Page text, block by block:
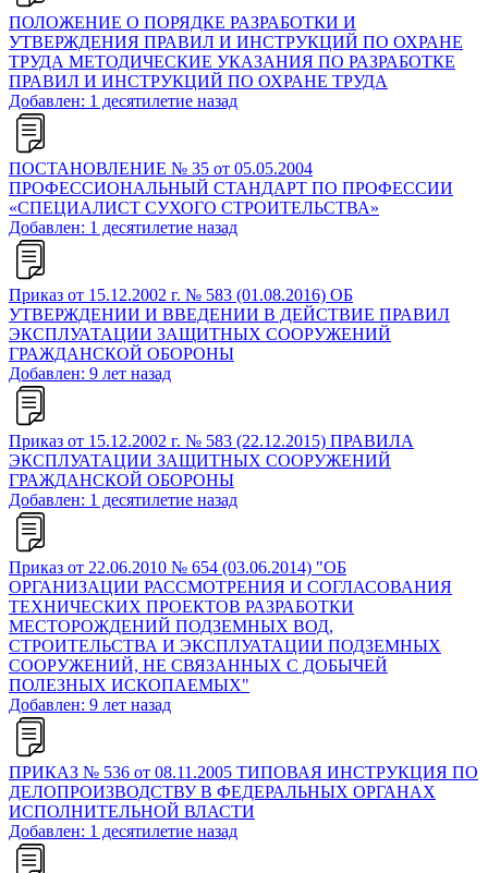
ПОЛОЖЕНИЕ О ПОРЯДКЕ РАЗРАБОТКИ И
УТВЕРЖДЕНИЯ ПРАВИЛ И ИНСТРУКЦИЙ ПО ОХРАНЕ
ТРУДА МЕТОДИЧЕСКИЕ УКАЗАНИЯ ПО РАЗРАБОТКЕ
ПРАВИЛ И ИНСТРУКЦИЙ ПО ОХРАНЕ ТРУДА
Добавлен: 1 десятилетие назад
ПОСТАНОВЛЕНИЕ № 35 от 05.05.2004
ПРОФЕССИОНАЛЬНЫЙ СТАНДАРТ ПО ПРОФЕССИИ
«СПЕЦИАЛИСТ СУХОГО СТРОИТЕЛЬСТВА»
Добавлен: 1 десятилетие назад
Приказ от 15.12.2002 г. № 583 (01.08.2016) ОБ
УТВЕРЖДЕНИИ И ВВЕДЕНИИ В ДЕЙСТВИЕ ПРАВИЛ
ЭКСПЛУАТАЦИИ ЗАЩИТНЫХ СООРУЖЕНИЙ
ГРАЖДАНСКОЙ ОБОРОНЫ
Добавлен: 9 лет назад
Приказ от 15.12.2002 г. № 583 (22.12.2015) ПРАВИЛА
ЭКСПЛУАТАЦИИ ЗАЩИТНЫХ СООРУЖЕНИЙ
ГРАЖДАНСКОЙ ОБОРОНЫ
Добавлен: 1 десятилетие назад
Приказ от 22.06.2010 № 654 (03.06.2014) "ОБ
ОРГАНИЗАЦИИ РАССМОТРЕНИЯ И СОГЛАСОВАНИЯ
ТЕХНИЧЕСКИХ ПРОЕКТОВ РАЗРАБОТКИ
МЕСТОРОЖДЕНИЙ ПОДЗЕМНЫХ ВОД,
СТРОИТЕЛЬСТВА И ЭКСПЛУАТАЦИИ ПОДЗЕМНЫХ
СООРУЖЕНИЙ, НЕ СВЯЗАННЫХ С ДОБЫЧЕЙ
ПОЛЕЗНЫХ ИСКОПАЕМЫХ"
Добавлен: 9 лет назад
ПРИКАЗ № 536 от 08.11.2005 ТИПОВАЯ ИНСТРУКЦИЯ ПО
ДЕЛОПРОИЗВОДСТВУ В ФЕДЕРАЛЬНЫХ ОРГАНАХ
ИСПОЛНИТЕЛЬНОЙ ВЛАСТИ
Добавлен: 1 десятилетие назад